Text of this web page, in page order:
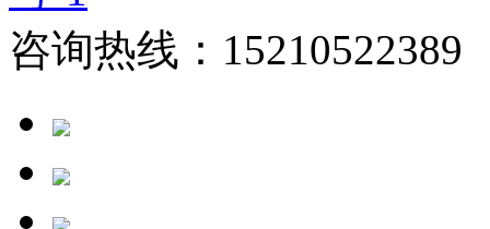
咨询热线：